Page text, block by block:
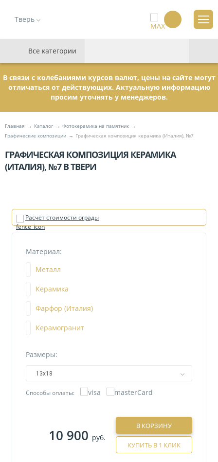
Тверь
Все категории
В связи с колебаниями курсов валют, цены на сайте могут
отличаться от действующих. Актуальную информацию
просим уточнять у менеджеров.
Главная Каталог
Фотокерамика на памятник
Графические композиции
Графическая композиция керамика (Италия), №7
ГРАФИЧЕСКАЯ КОМПОЗИЦИЯ КЕРАМИКА
(ИТАЛИЯ), №7 В ТВЕРИ
Расчёт стоимости ограды
Материал:
Металл
Керамика
Фарфор (Италия)
Керамогранит
Размеры:
13х18
Способы оплаты:
10 900 руб.
В КОРЗИНУ
КУПИТЬ В 1 КЛИК